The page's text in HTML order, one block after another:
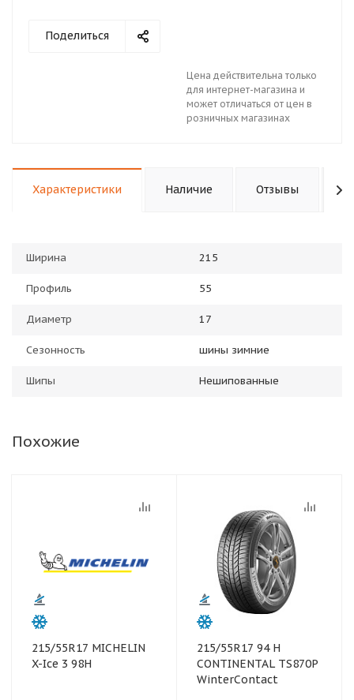
Поделиться
Цена действительна только
для интернет-магазина и
может отличаться от цен в
розничных магазинах
Характеристики Наличие Отзывы
Ширина 215
Профиль 55
Диаметр 17
Сезонность шины зимние
Шипы Нешипованные
Похожие
215/55R17 MICHELIN
X-Ice 3 98H
215/55R17 94 H
CONTINENTAL TS870P
WinterContact